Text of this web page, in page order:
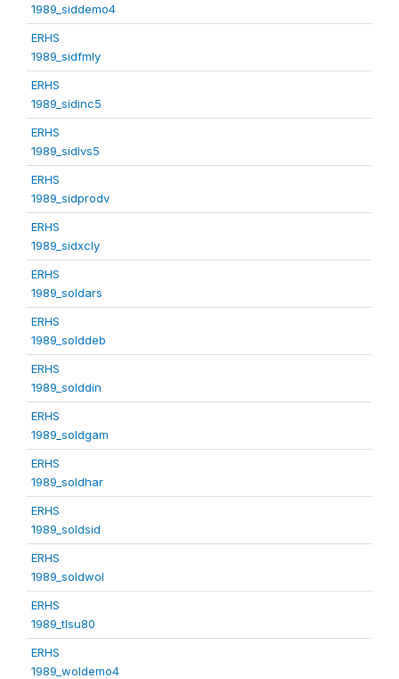
1989_siddemo4
ERHS
1989_sidfmly
ERHS
1989_sidinc5
ERHS
1989_sidlvs5
ERHS
1989_sidprodv
ERHS
1989_sidxcly
ERHS
1989_soldars
ERHS
1989_solddeb
ERHS
1989_solddin
ERHS
1989_soldgam
ERHS
1989_soldhar
ERHS
1989_soldsid
ERHS
1989_soldwol
ERHS
1989_tlsu80
ERHS
1989_woldemo4